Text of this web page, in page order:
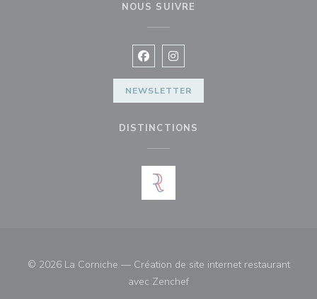
NOUS SUIVRE
Facebook ((ouvre une nouvelle
Instagram ((ouvre une
NEWSLETTER
DISTINCTIONS
© 2026 La Corniche — Création de site internet restaurant
avec Zenchef((ouvre une nouvelle